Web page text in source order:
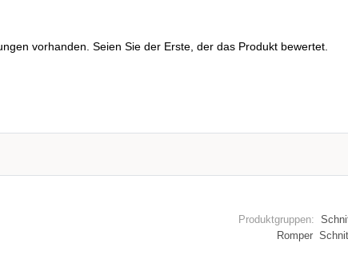
vorhanden. Seien Sie der Erste, der das Produkt bewertet.
Produktgruppen:
Romper